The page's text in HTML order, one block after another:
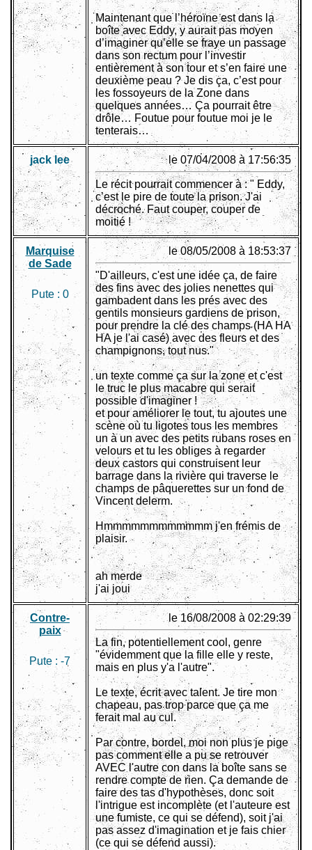
Maintenant que l’héroïne est dans la
boîte avec Eddy, y aurait pas moyen
d’imaginer qu’elle se fraye un passage
dans son rectum pour l’investir
entièrement à son tour et s’en faire une
deuxième peau ? Je dis ça, c’est pour
les fossoyeurs de la Zone dans
quelques années… Ça pourrait être
drôle… Foutue pour foutue moi je le
tenterais…
jack lee le 07/04/2008 à 17:56:35
Le récit pourrait commencer à : " Eddy,
c’est le pire de toute la prison. J'ai
décroché. Faut couper, couper de
moitié !
Marquise
de Sade
Pute : 0
le 08/05/2008 à 18:53:37
"D'ailleurs, c'est une idée ça, de faire
des fins avec des jolies nenettes qui
gambadent dans les prés avec des
gentils monsieurs gardiens de prison,
pour prendre la clé des champs (HA HA
HA je l'ai casé) avec des fleurs et des
champignons, tout nus."
un texte comme ça sur la zone et c'est
le truc le plus macabre qui serait
possible d'imaginer !
et pour améliorer le tout, tu ajoutes une
scène où tu ligotes tous les membres
un à un avec des petits rubans roses en
velours et tu les obliges à regarder
deux castors qui construisent leur
barrage dans la rivière qui traverse le
champs de pâquerettes sur un fond de
Vincent delerm.
Hmmmmmmmmmmmm j'en frémis de
plaisir.
ah merde
j'ai joui
Contre-
paix
Pute : -7
le 16/08/2008 à 02:29:39
La fin, potentiellement cool, genre
"évidemment que la fille elle y reste,
mais en plus y'a l'autre".
Le texte, écrit avec talent. Je tire mon
chapeau, pas trop parce que ça me
ferait mal au cul.
Par contre, bordel, moi non plus je pige
pas comment elle a pu se retrouver
AVEC l'autre con dans la boîte sans se
rendre compte de rien. Ça demande de
faire des tas d'hypothèses, donc soit
l'intrigue est incomplète (et l'auteure est
une fumiste, ce qui se défend), soit j'ai
pas assez d'imagination et je fais chier
(ce qui se défend aussi).